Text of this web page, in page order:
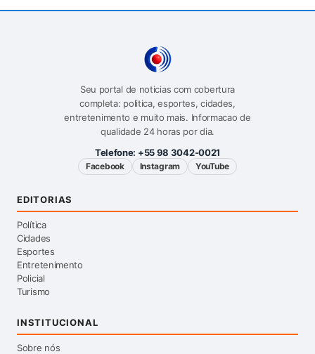
Seu portal de noticias com cobertura
completa: politica, esportes, cidades,
entretenimento e muito mais. Informacao de
qualidade 24 horas por dia.
Telefone: +55 98 3042-0021
Facebook Instagram YouTube
EDITORIAS
Política
Cidades
Esportes
Entretenimento
Policial
Turismo
INSTITUCIONAL
Sobre nós